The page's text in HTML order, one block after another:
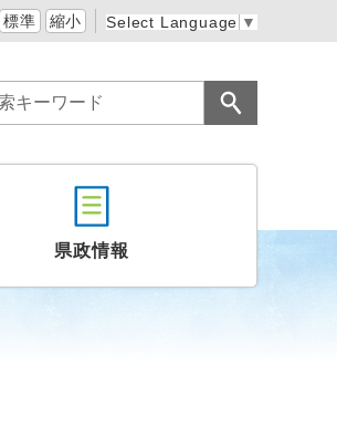
標準 縮小 Select Language ▼
県政情報